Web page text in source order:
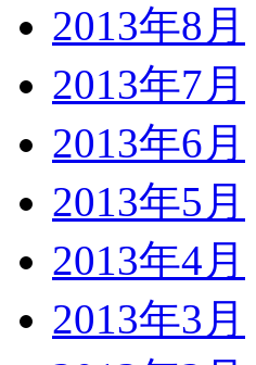
2013年8月
2013年7月
2013年6月
2013年5月
2013年4月
2013年3月